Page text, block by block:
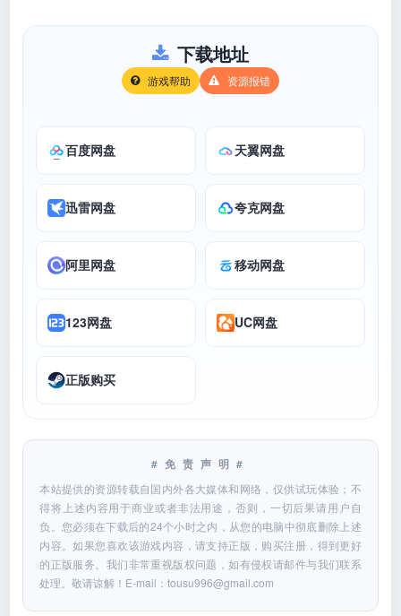
下载地址
游戏帮助 资源报错
百度网盘 天翼网盘
迅雷网盘 夸克网盘
阿里网盘 移动网盘
123网盘 UC网盘
正版购买
#免责声明#
本站提供的资源转载自国内外各大媒体和网络，仅供试玩体验；不
得将上述内容用于商业或者非法用途，否则，一切后果请用户自
负。您必须在下载后的24个小时之内，从您的电脑中彻底删除上述
内容。如果您喜欢该游戏内容，请支持正版，购买注册，得到更好
的正版服务。我们非常重视版权问题，如有侵权请邮件与我们联系
处理。敬请谅解！E-mail：tousu996@gmail.com